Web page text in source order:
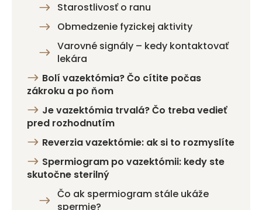
Starostlivosť o ranu
Obmedzenie fyzickej aktivity
Varovné signály – kedy kontaktovať
lekára
Bolí vazektómia? Čo cítite počas
zákroku a po ňom
Je vazektómia trvalá? Čo treba vedieť
pred rozhodnutím
Reverzia vazektómie: ak si to rozmyslíte
Spermiogram po vazektómii: kedy ste
skutočne sterilný
Čo ak spermiogram stále ukáže
spermie?